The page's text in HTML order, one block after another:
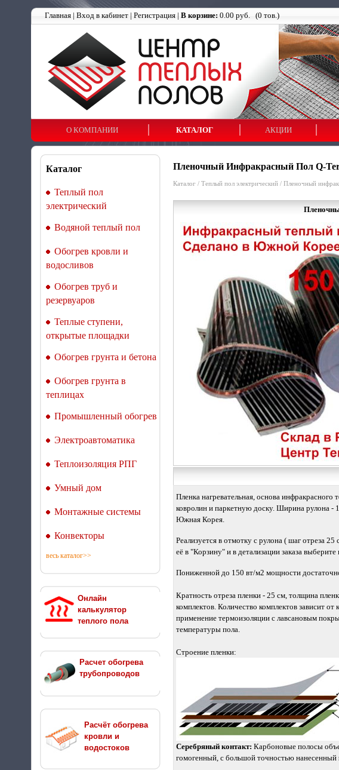
Главная | Вход в кабинет | Регистрация | В корзине: 0.00 руб. (0 тов.)
О КОМПАНИИ КАТАЛОГ АКЦИИ
Каталог
Теплый пол
электрический
Водяной теплый пол
Обогрев кровли и
водосливов
Обогрев труб и
резервуаров
Теплые ступени,
открытые площадки
Обогрев грунта и бетона
Обогрев грунта в
теплицах
Промышленный обогрев
Электроавтоматика
Теплоизоляция РПГ
Умный дом
Монтажные системы
Конвекторы
весь каталог>>
Онлайн
калькулятор
теплого пола
Расчет обогрева
трубопроводов
Расчёт обогрева
кровли и
водостоков
Пленочный Инфракрасный Пол Q-
Каталог / Теплый пол электрический / Пленочный
Пленка нагревательная, основа инфракрасного
ковролин и паркетную доску. Ширина рулона -
Южная Корея.
Реализуется в отмотку с рулона ( шаг отреза
её в "Корзину" и в детализации заказа
Пониженной до 150 вт/м2 мощности
Кратность отреза пленки - 25 см, толщина
комплектов. Количество комплектов зависит
применение термоизоляции с лавсановым
температуры пола.
Строение пленки:
Серебряный контакт: Карбоновые полосы
гомогенный, с большой точностью